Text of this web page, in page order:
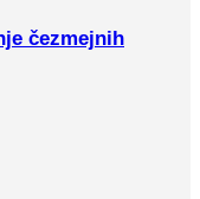
čezmejnih